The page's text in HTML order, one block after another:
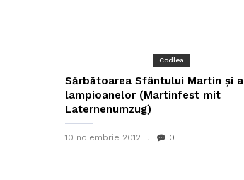
Codlea
Sărbătoarea Sfântului Martin și a
lampioanelor (Martinfest mit
Laternenumzug)
10 noiembrie 2012 0